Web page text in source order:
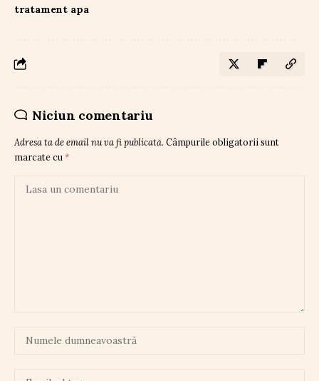
tratament apa
Niciun comentariu
Adresa ta de email nu va fi publicată. Câmpurile obligatorii sunt
marcate cu *